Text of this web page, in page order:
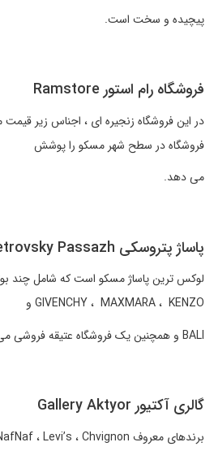
پیچیده و سخت است.
فروشگاه رام استور Ramstore
فروشگاه در سطح شهر مسکو را پوشش
می دهد.
پاساژ پتروسکی Petrovsky Passazh
GIVENCHY ، MAXMARA ، KENZO و
BALI و همچنین یک فروشگاه عتیقه فروشی می باشد.
گالری آکتیور Gallery Aktyor